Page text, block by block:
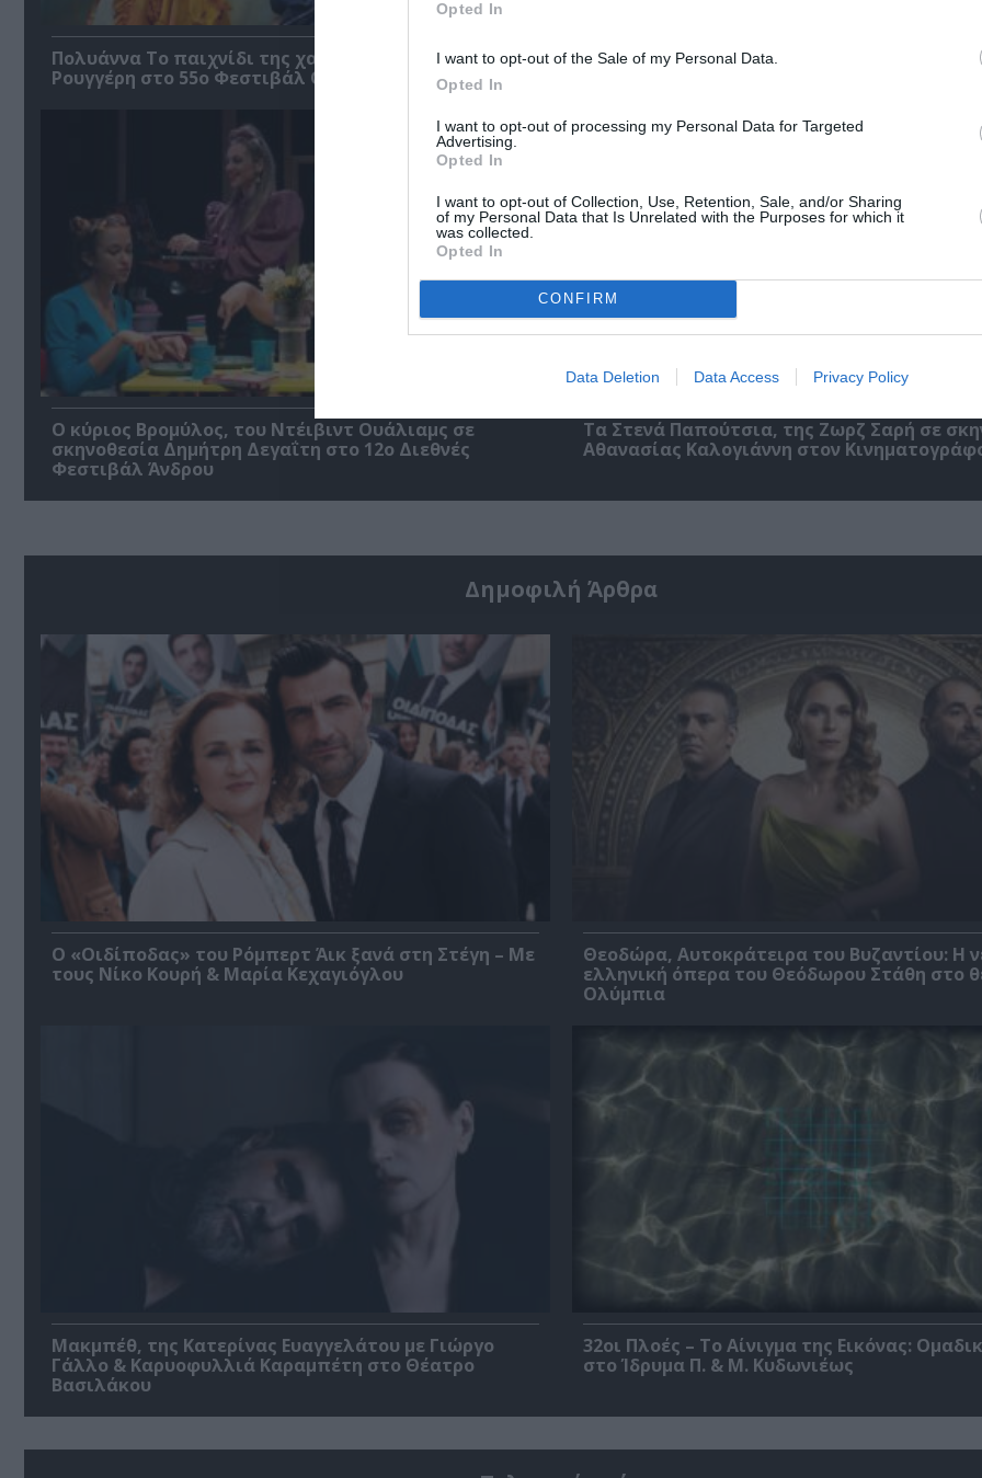
Opted In
I want to opt-out of the Sale of my Personal Data.
Opted In
I want to opt-out of processing my Personal Data for Targeted
Advertising.
Opted In
I want to opt-out of Collection, Use, Retention, Sale, and/or Sharing
of my Personal Data that Is Unrelated with the Purposes for which it
was collected.
Opted In
CONFIRM
Data Deletion Data Access Privacy Policy
Πολυάννα Το παιχνίδι της χαράς, της Κάρμεν
Ρουγγέρη στο 55ο Φεστιβάλ Ολύμπου 2026
ΚΠΙΣΝ: Park your Cinema – Αύγουστος 2026
O κύριος Βρομύλος, του Ντέιβιντ Ουάλιαμς σε
σκηνοθεσία Δημήτρη Δεγαΐτη στο 12ο Διεθνές
Φεστιβάλ Άνδρου
Τα Στενά Παπούτσια, της Ζωρζ Σαρή σε
Αθανασίας Καλογιάννη στον
Δημοφιλή Άρθρα
O «Οιδίποδας» του Ρόμπερτ Άικ ξανά στη Στέγη – Με
τους Νίκο Κουρή & Μαρία Κεχαγιόγλου
Θεοδώρα, Αυτοκράτειρα του Βυζαντίου: Η
ελληνική όπερα του Θεόδωρου Στάθη στο
Ολύμπια
Μακμπέθ, της Κατερίνας Ευαγγελάτου με Γιώργο
Γάλλο & Καρυοφυλλιά Καραμπέτη στο Θέατρο
Βασιλάκου
32οι Πλοές – Το Αίνιγμα της Εικόνας:
στο Ίδρυμα Π. & Μ. Κυδωνιέως